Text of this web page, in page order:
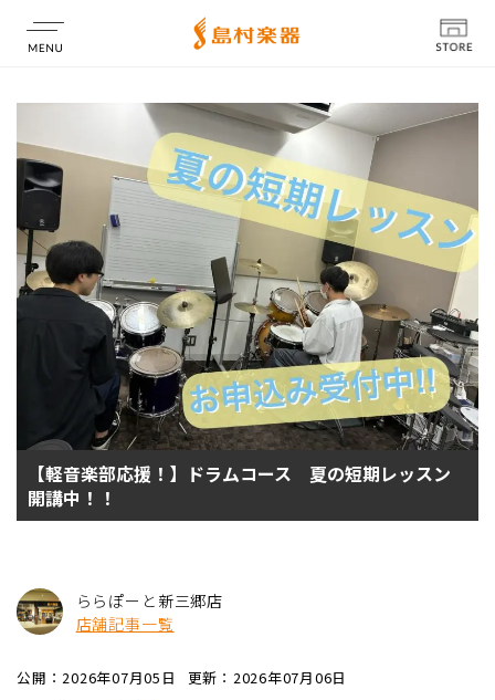
店舗情報
【軽音楽部応援！】ドラムコース 夏の短期レッスン
開講中！！
ららぽーと新三郷店
店舗記事一覧
公開：2026年07月05日 更新：2026年07月06日